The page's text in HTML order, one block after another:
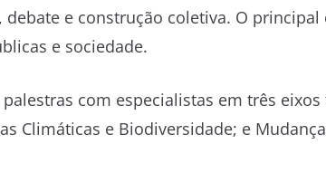
debate e construção coletiva. O
e sociedade.
com especialistas em três
Climáticas e Biodiversidade; e